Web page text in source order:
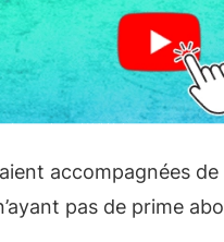
accompagnées
pas de prime